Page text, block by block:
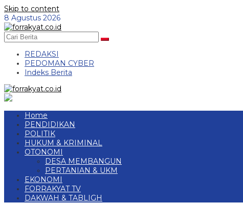
Skip to content
8 Agustus 2026
REDAKSI
PEDOMAN CYBER
Indeks Berita
Home
PENDIDIKAN
POLITIK
HUKUM & KRIMINAL
OTONOMI
DESA MEMBANGUN
PERTANIAN & UKM
EKONOMI
FORRAKYAT TV
DAKWAH & TABLIGH